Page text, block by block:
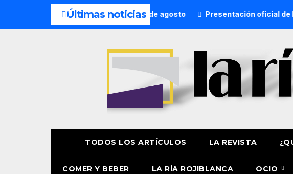
Últimas noticias
¿Qué hacer hoy? 7 de agosto Presentación oficial de la
TODOS LOS ARTÍCULOS LA REVISTA
COMER Y BEBER LA RÍA ROJIBLANCA OCIO